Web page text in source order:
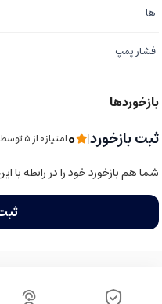
ها
فشار پمپ
ثبت بازخورد|
0امتیاز0 از ۵ توسط 0 کاربر
شما هم بازخورد خود را در رابطه با